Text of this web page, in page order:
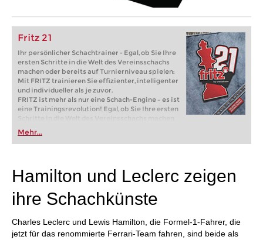
Fritz 21
Ihr persönlicher Schachtrainer - Egal, ob Sie Ihre
ersten Schritte in die Welt des Vereinsschachs
machen oder bereits auf Turnierniveau spielen:
Mit FRITZ trainieren Sie effizienter, intelligenter
und individueller als je zuvor.
FRITZ ist mehr als nur eine Schach-Engine – es ist
eine Trainingsrevolution! Egal, ob Sie Ihre ersten
Schritte in die Welt des Vereinsschachs machen
oder bereits auf Turnierniveau spielen: Mit
FRITZ trainieren Sie effizienter, intelligenter und
individueller als je zuvor.
Mehr...
Hamilton und Leclerc zeigen
ihre Schachkünste
Charles Leclerc und Lewis Hamilton, die Formel-1-Fahrer, die
jetzt für das renommierte Ferrari-Team fahren, sind beide als